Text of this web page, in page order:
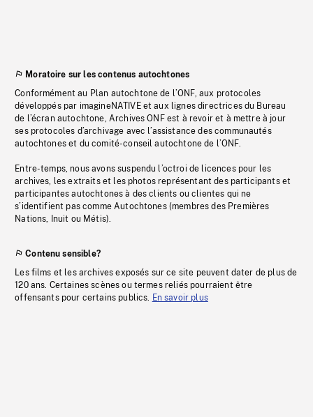
Moratoire sur les contenus autochtones
Conformément au Plan autochtone de l’ONF, aux protocoles
développés par imagineNATIVE et aux lignes directrices du Bureau
de l’écran autochtone, Archives ONF est à revoir et à mettre à jour
ses protocoles d’archivage avec l’assistance des communautés
autochtones et du comité-conseil autochtone de l’ONF.
Entre-temps, nous avons suspendu l’octroi de licences pour les
archives, les extraits et les photos représentant des participants et
participantes autochtones à des clients ou clientes qui ne
s’identifient pas comme Autochtones (membres des Premières
Nations, Inuit ou Métis).
Contenu sensible?
Les films et les archives exposés sur ce site peuvent dater de plus de
120 ans. Certaines scènes ou termes reliés pourraient être
offensants pour certains publics. En savoir plus